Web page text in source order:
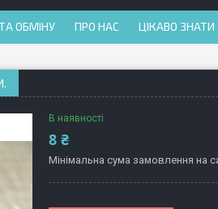
ОБМІНУ ПРО НАС ЦІКАВО ЗНАТИ
В наявності
8 ₴
Мінімальна сума замовлення на